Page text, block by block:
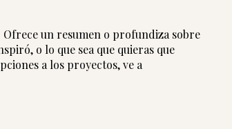
un resumen o profundiza sobre
o lo que sea que quieras que
a los proyectos, ve a